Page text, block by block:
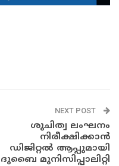
NEXT POST
ശുചിത്വ ലംഘനം
നിരീക്ഷിക്കാൻ
ഡിജിറ്റൽ ആപ്പുമായി
ദുബൈ മുനിസിപ്പാലിറ്റി